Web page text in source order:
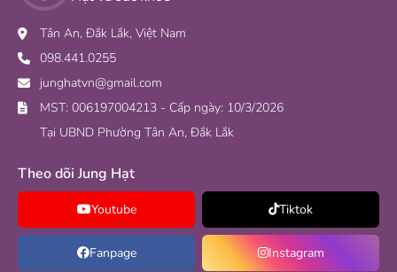
Tân An, Đắk Lắk, Việt Nam
098.441.0255
junghatvn@gmail.com
MST: 006197004213 - Cấp ngày: 10/3/2026
Tại UBND Phường Tân An, Đắk Lắk
Theo dõi Jung Hạt
Youtube Tiktok
Fanpage Instagram